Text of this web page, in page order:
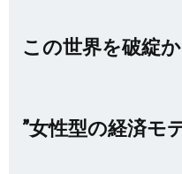
この世界を破綻
”女性型の経済モ